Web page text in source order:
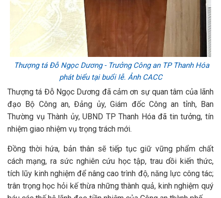
Thượng tá Đỗ Ngọc Dương - Trưởng Công an TP Thanh Hóa
phát biểu tại buổi lễ. Ảnh CACC
Thượng tá Đỗ Ngọc Dương đã cảm ơn sự quan tâm của lãnh
đạo Bộ Công an, Đảng ủy, Giám đốc Công an tỉnh, Ban
Thường vụ Thành ủy, UBND TP Thanh Hóa đã tin tưởng, tín
nhiệm giao nhiệm vụ trọng trách mới.
Đồng thời hứa, bản thân sẽ tiếp tục giữ vững phẩm chất
cách mạng, ra sức nghiên cứu học tập, trau dồi kiến thức,
tích lũy kinh nghiệm để nâng cao trình độ, năng lực công tác;
trân trọng học hỏi kế thừa những thành quả, kinh nghiệm quý